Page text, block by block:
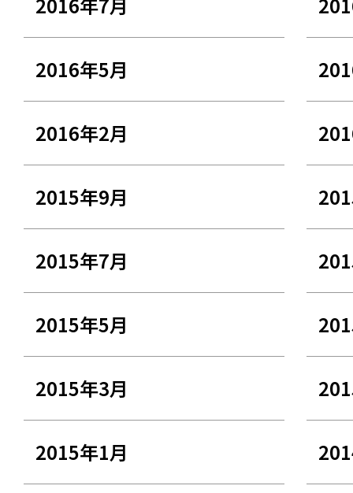
2016年5月
2016年2月
2015年9月
2015年7月
2015年5月
2015年3月
2015年1月